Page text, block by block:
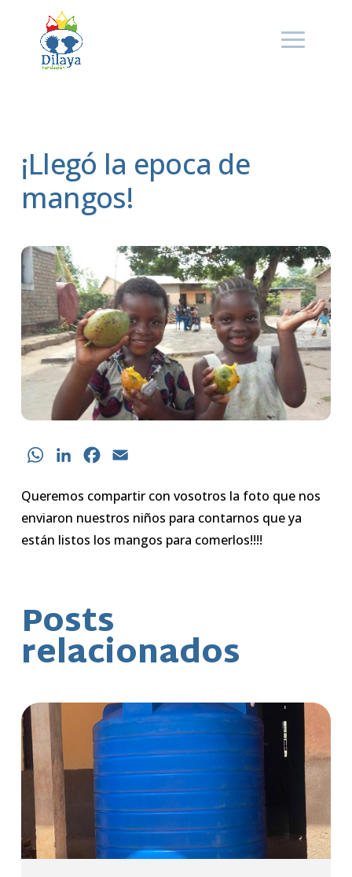
¡Llegó la epoca de
mangos!
WhatsAppLinkedInFacebook
Queremos compartir con vosotros la foto que nos
enviaron nuestros niños para contarnos que ya
están listos los mangos para comerlos!!!!
Posts
relacionados